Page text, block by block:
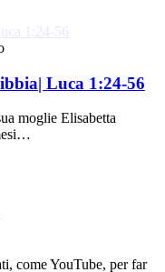
Luca 1:24-56
moglie Elisabetta
come YouTube, per far